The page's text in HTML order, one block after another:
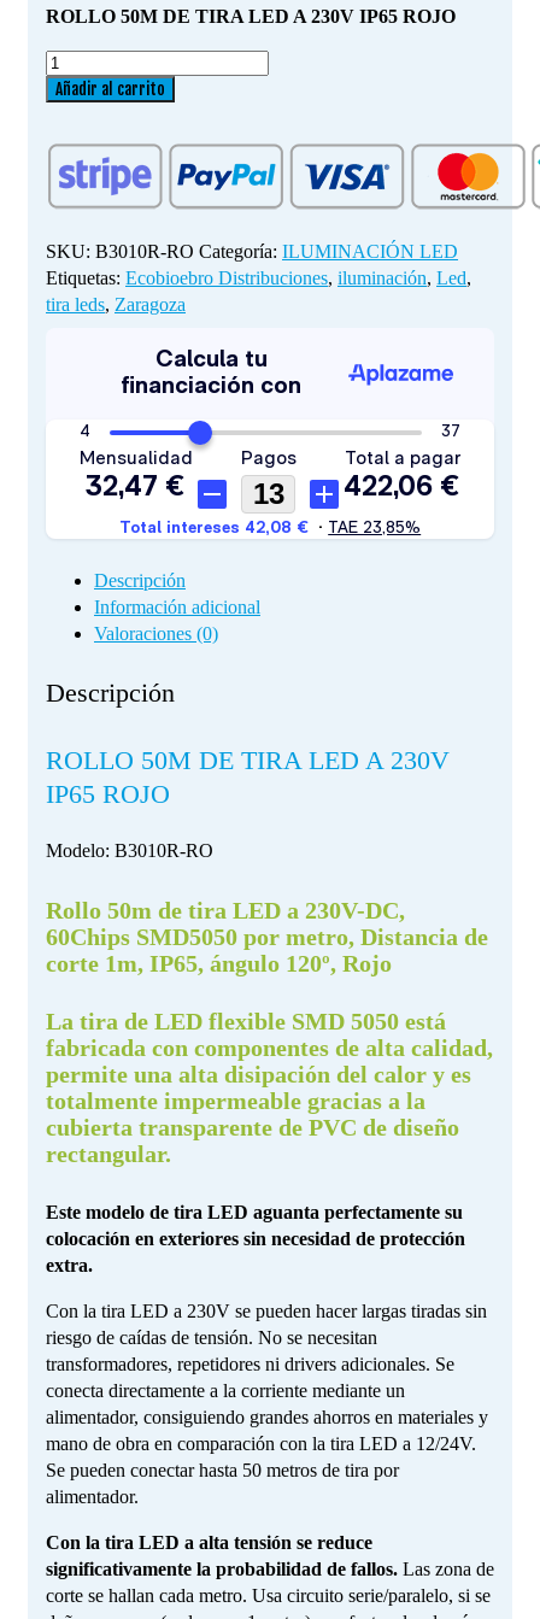
ROLLO 50M DE TIRA LED A 230V IP65 ROJO
ROLLO
50M
TIRA
LED
IP65
ROJO
cantidad
Añadir al carrito
SKU: B3010R-RO Categoría: ILUMINACIÓN LED
Etiquetas: Ecobioebro Distribuciones, iluminación, Led,
tira leds, Zaragoza
Descripción
Información adicional
Valoraciones (0)
Descripción
ROLLO 50M DE TIRA LED A 230V
IP65 ROJO
Modelo: B3010R-RO
Rollo 50m de tira LED a 230V-DC,
60Chips SMD5050 por metro, Distancia de
corte 1m, IP65, ángulo 120º, Rojo
La tira de LED flexible SMD 5050 está
fabricada con componentes de alta calidad,
permite una alta disipación del calor y es
totalmente impermeable gracias a la
cubierta transparente de PVC de diseño
rectangular.
Este modelo de tira LED aguanta perfectamente su
colocación en exteriores sin necesidad de protección
extra.
Con la tira LED a 230V se pueden hacer largas tiradas sin
riesgo de caídas de tensión. No se necesitan
transformadores, repetidores ni drivers adicionales. Se
conecta directamente a la corriente mediante un
alimentador, consiguiendo grandes ahorros en materiales y
mano de obra en comparación con la tira LED a 12/24V.
Se pueden conectar hasta 50 metros de tira por
alimentador.
Con la tira LED a alta tensión se reduce
significativamente la probabilidad de fallos. Las zona de
corte se hallan cada metro. Usa circuito serie/paralelo, si se